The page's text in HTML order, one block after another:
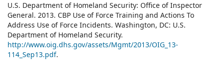
U.S. Department of Homeland Security: Office of Inspector
General. 2013. CBP Use of Force Training and Actions To
Address Use of Force Incidents. Washington, DC: U.S.
Department of Homeland Security.
http://www.oig.dhs.gov/assets/Mgmt/2013/OIG_13-
114_Sep13.pdf.